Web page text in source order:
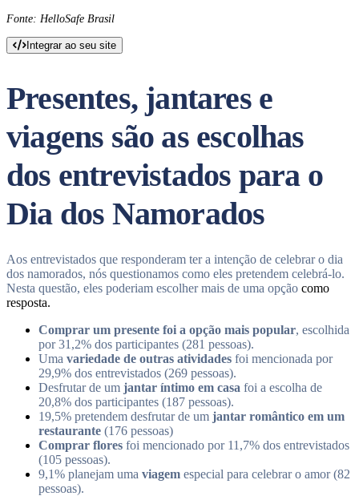
Fonte: HelloSafe Brasil
Integrar ao seu site
Presentes, jantares e
viagens são as escolhas
dos entrevistados para o
Dia dos Namorados
Aos entrevistados que responderam ter a intenção de celebrar o dia
dos namorados, nós questionamos como eles pretendem celebrá-lo.
Nesta questão, eles poderiam escolher mais de uma opção como
resposta.
Comprar um presente foi a opção mais popular, escolhida
por 31,2% dos participantes (281 pessoas).
Uma variedade de outras atividades foi mencionada por
29,9% dos entrevistados (269 pessoas).
Desfrutar de um jantar íntimo em casa foi a escolha de
20,8% dos participantes (187 pessoas).
19,5% pretendem desfrutar de um jantar romântico em um
restaurante (176 pessoas)
Comprar flores foi mencionado por 11,7% dos entrevistados
(105 pessoas).
9,1% planejam uma viagem especial para celebrar o amor (82
pessoas).